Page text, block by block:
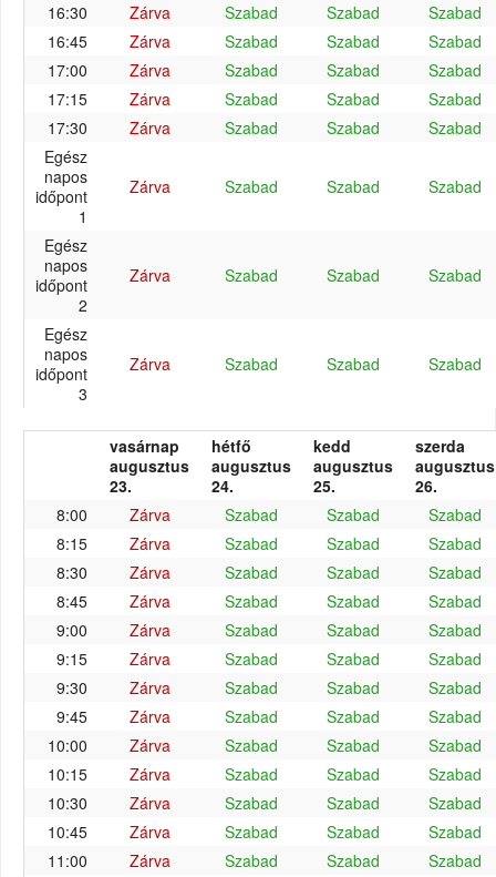
16:30 Zárva Szabad Szabad
Szabad
16:45
Zárva Szabad Szabad
Szabad
17:00
Zárva Szabad Szabad
Szabad
17:15
Zárva Szabad Szabad
Szabad
17:30
Zárva Szabad Szabad
Szabad
Egész
napos
időpont
1
Zárva Szabad Szabad Szabad
Egész
napos
időpont
2
Zárva Szabad Szabad Szabad
Egész
napos
időpont
3
Zárva Szabad Szabad Szabad
vasárnap
augusztus
23.
hétfő
augusztus
24.
kedd
augusztus
25.
szerda
augusztus
26.
8:00
Zárva Szabad Szabad
Szabad
8:15
Zárva Szabad Szabad
Szabad
8:30
Zárva Szabad Szabad
Szabad
8:45
Zárva Szabad Szabad
Szabad
9:00
Zárva Szabad Szabad
Szabad
9:15
Zárva Szabad Szabad
Szabad
9:30
Zárva Szabad Szabad
Szabad
9:45
Zárva Szabad Szabad
Szabad
10:00
Zárva Szabad Szabad
Szabad
10:15
Zárva Szabad Szabad
Szabad
10:30
Zárva Szabad Szabad
Szabad
10:45
Zárva Szabad Szabad
Szabad
11:00
Zárva Szabad Szabad
Szabad